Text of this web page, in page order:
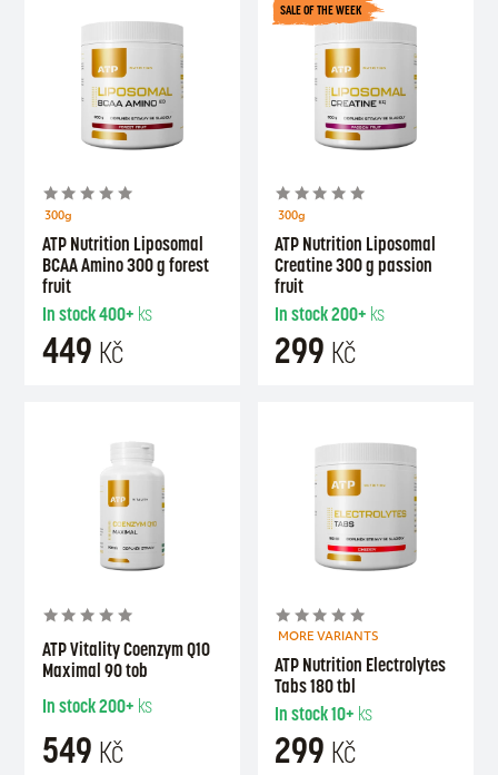
300g
ATP Nutrition Liposomal
BCAA Amino 300 g forest
fruit
In stock400+ ks
449 Kč
SALE OF THE WEEK
300g
ATP Nutrition Liposomal
Creatine 300 g passion
fruit
In stock200+ ks
299 Kč
ATP Vitality Coenzym Q10
Maximal 90 tob
In stock200+ ks
549 Kč
MORE VARIANTS
ATP Nutrition Electrolytes
Tabs 180 tbl
In stock10+ ks
299 Kč